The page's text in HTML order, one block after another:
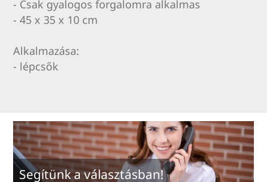
- Csak gyalogos forgalomra alkalmas
- 45 x 35 x 10 cm
Alkalmazása:
- lépcsők
Segítünk a választásban!